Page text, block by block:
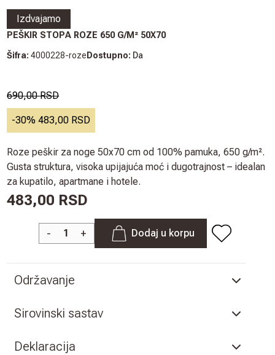
Izdvajamo
PEŠKIR STOPA ROZE 650 G/M² 50X70
Šifra: 4000228-roze Dostupno: Da
690,00 RSD
-30%483,00 RSD
Roze peškir za noge 50x70 cm od 100% pamuka, 650 g/m².
Gusta struktura, visoka upijajuća moć i dugotrajnost – idealan
za kupatilo, apartmane i hotele.
483,00 RSD
- + Dodaj u korpu
Održavanje
Sirovinski sastav
Deklaracija